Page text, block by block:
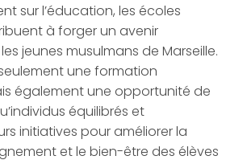
sur l’éducation, les écoles
à forger un avenir
jeunes musulmans de Marseille.
une formation
également une opportunité de
équilibrés et
initiatives pour améliorer la
et le bien-être des élèves